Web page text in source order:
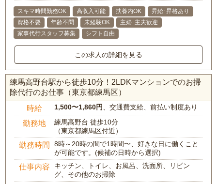
スキマ時間勤務OK 高収入可能 扶養内OK
昇給･昇格あり
資格不要
年齢不問 未経験OK
主婦･主夫歓迎
家事代行スタッフ募集
シフト自由
この求人の詳細を見る
練馬高野台駅から徒歩10分！2LDKマンションでのお掃
除代行のお仕事（東京都練馬区）
時給 1,500〜1,860円 、交通費支給、前払い制度あり
勤務地
練馬高野台 徒歩10分
（東京都練馬区付近）
勤務時間
8時～20時の間で1時間〜、好きな日に働くこと
が可能です。(候補の日時から選択)
仕事内容
キッチン、トイレ、お風呂、洗面所、リビン
グ、その他のお掃除